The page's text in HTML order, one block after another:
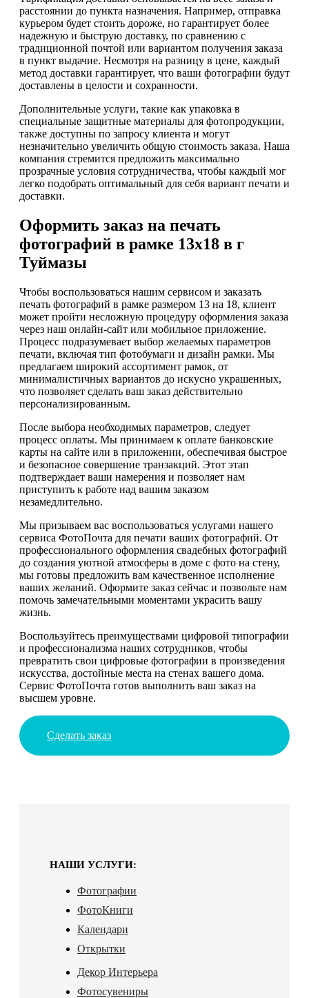
расстоянии до пункта назначения. Например, отправка
курьером будет стоить дороже, но гарантирует более
надежную и быструю доставку, по сравнению с
традиционной почтой или вариантом получения заказа
в пункт выдачие. Несмотря на разницу в цене, каждый
метод доставки гарантирует, что ваши фотографии будут
доставлены в целости и сохранности.
Дополнительные услуги, такие как упаковка в
специальные защитные материалы для фотопродукции,
также доступны по запросу клиента и могут
незначительно увеличить общую стоимость заказа. Наша
компания стремится предложить максимально
прозрачные условия сотрудничества, чтобы каждый мог
легко подобрать оптимальный для себя вариант печати и
доставки.
Оформить заказ на печать
фотографий в рамке 13х18 в г
Туймазы
Чтобы воспользоваться нашим сервисом и заказать
печать фотографий в рамке размером 13 на 18, клиент
может пройти несложную процедуру оформления заказа
через наш онлайн-сайт или мобильное приложение.
Процесс подразумевает выбор желаемых параметров
печати, включая тип фотобумаги и дизайн рамки. Мы
предлагаем широкий ассортимент рамок, от
минималистичных вариантов до искусно украшенных,
что позволяет сделать ваш заказ действительно
персонализированным.
После выбора необходимых параметров, следует
процесс оплаты. Мы принимаем к оплате банковские
карты на сайте или в приложении, обеспечивая быстрое
и безопасное совершение транзакций. Этот этап
подтверждает ваши намерения и позволяет нам
приступить к работе над вашим заказом
незамедлительно.
Мы призываем вас воспользоваться услугами нашего
сервиса ФотоПочта для печати ваших фотографий. От
профессионального оформления свадебных фотографий
до создания уютной атмосферы в доме с фото на стену,
мы готовы предложить вам качественное исполнение
ваших желаний. Оформите заказ сейчас и позвольте нам
помочь замечательными моментами украсить вашу
жизнь.
Воспользуйтесь преимуществами цифровой типографии
и профессионализма наших сотрудников, чтобы
превратить свои цифровые фотографии в произведения
искусства, достойные места на стенах вашего дома.
Сервис ФотоПочта готов выполнить ваш заказ на
высшем уровне.
Сделать заказ
НАШИ УСЛУГИ:
Фотографии
ФотоКниги
Календари
Открытки
Декор Интерьера
Фотосувениры